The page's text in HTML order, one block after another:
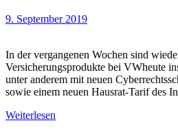
9. September 2019
In der vergangenen Wochen sind
Versicherungsprodukte bei VWheute
unter anderem mit neuen
sowie einem neuen Hausrat-Tarif des
Weiterlesen